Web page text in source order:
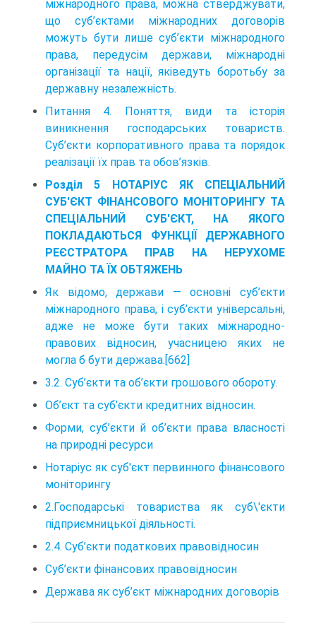
міжнародного права, можна ствер­джувати,
що суб’єктами міжнародних договорів
можуть бути лише суб’єкти міжнародного
права, передусім дер­жави, міжнародні
організації та нації, яківедуть бороть­бу за
державну незалежність.
Питання 4. Поняття, види та історія
виникнення господарських товариств.
Суб’єкти корпоративного права та порядок
реалізації їх прав та обов’язків.
Розділ 5 НОТАРІУС ЯК СПЕЦІАЛЬНИЙ
СУБ'ЄКТ ФІНАНСОВОГО МОНІТОРИНГУ ТА
СПЕЦІАЛЬНИЙ СУБ'ЄКТ, НА ЯКОГО
ПОКЛАДАЮТЬСЯ ФУНКЦІЇ ДЕРЖАВНОГО
РЕЄСТРАТОРА ПРАВ НА НЕРУХОМЕ
МАЙНО ТА ЇХ ОБТЯЖЕНЬ
Як відомо, держави — основні суб’єкти
міжнародного права, і суб’єкти універсальні,
адже не може бути таких міжнародно-
правових відносин, учасницею яких не
могла б бути держава.[662]
3.2. Суб’єкти та об’єкти грошового обороту.
Об’єкт та суб’єкти кредитних відносин.
Форми, суб’єкти й об’єкти права власності
на природні ресурси
Нотаріус як суб'єкт первинного фінансового
моніторингу
2.Господарські товариства як суб\'єкти
підприємницької діяльності.
2.4. Суб’єкти податкових правовідносин
Суб’єкти фінансових правовідносин
Держава як суб’єкт міжнародних договорів